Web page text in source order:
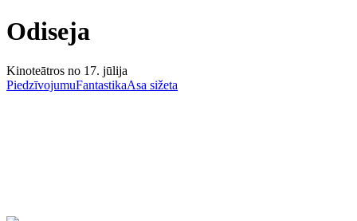
Odiseja
Kinoteātros no 17. jūlija
PiedzīvojumuFantastikaAsa sižeta